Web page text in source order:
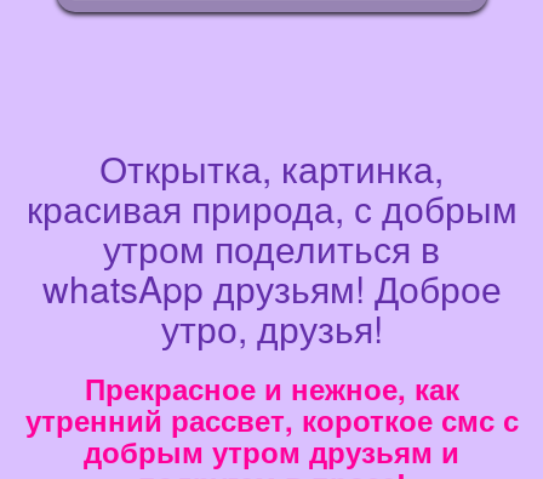
Открытка, картинка,
красивая природа, с добрым
утром поделиться в
whatsApp друзьям! Доброе
утро, друзья!
Прекрасное и нежное, как
утренний рассвет, короткое смс с
добрым утром друзьям и